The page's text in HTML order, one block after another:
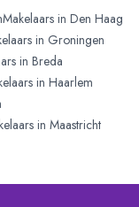
Makelaars in Den Haag
in Groningen
in Breda
in Haarlem
in Maastricht